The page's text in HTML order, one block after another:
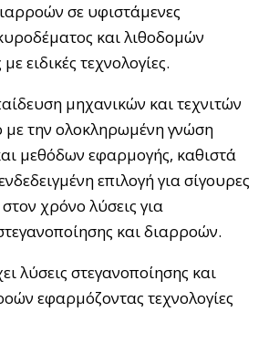
σε υφιστάμενες
και λιθοδομών
ειδικές τεχνολογίες.
μηχανικών και τεχνιτών
την ολοκληρωμένη γνώση
μεθόδων εφαρμογής, καθιστά
επιλογή για σίγουρες
χρόνο λύσεις για
και διαρροών.
λύσεις στεγανοποίησης και
εφαρμόζοντας τεχνολογίες